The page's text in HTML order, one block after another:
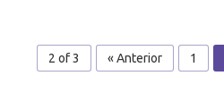
2 of 3 « Anterior 1